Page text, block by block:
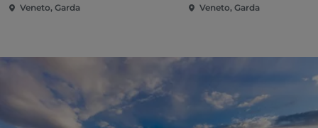
Veneto, Garda Veneto, Garda